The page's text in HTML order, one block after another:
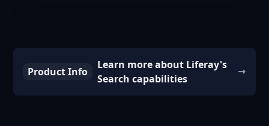
Product Info
Learn more about Liferay's
Search capabilities